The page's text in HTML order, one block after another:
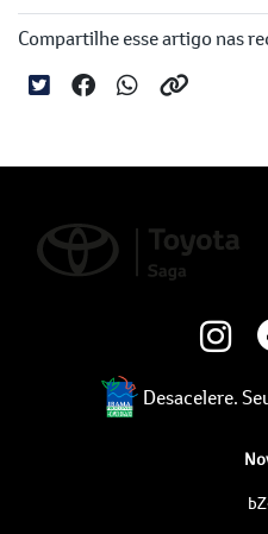
Compartilhe esse artigo nas
Desacelere.